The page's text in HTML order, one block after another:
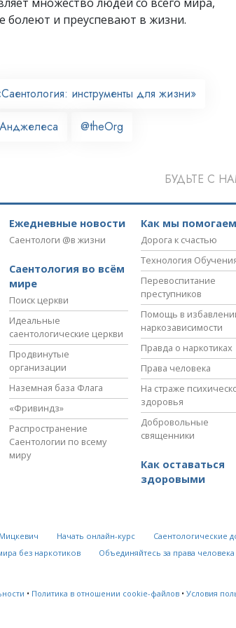
болеют и преуспевают в жизни.
инструменты для жизни»
@theOrg
БУДЬТЕ С
Ежедневные новости
Саентологи @в жизни
Саентология во всём
мире
Поиск церкви
Идеальные
саентологические церкви
Продвинутые
организации
Наземная база Флага
«Фривиндз»
Распространение
Саентологии по всему
миру
Как мы помогаем
Дорога к счастью
Технология
Перевоспитание
преступников
Помощь в
наркозависимости
Правда о наркотиках
Права человека
На страже
здоровья
Добровольные
священники
Как оставаться
здоровыми
Начать онлайн-курс
Саентологические
без наркотиков Объединяйтесь за права человека
• Политика в отношении cookie-файлов • Условия